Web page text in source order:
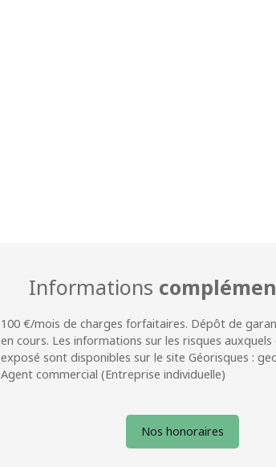
Informations
100 €/mois de charges forfaitaires. Dépôt de
en cours. Les informations sur les risques auxquels
exposé sont disponibles sur le site Géorisques :
Agent commercial (Entreprise individuelle)
Nos honoraires